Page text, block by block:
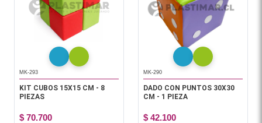
MK-293
KIT CUBOS 15X15 CM - 8
PIEZAS
$ 70.700
MK-290
DADO CON PUNTOS 30X30
CM - 1 PIEZA
$ 42.100